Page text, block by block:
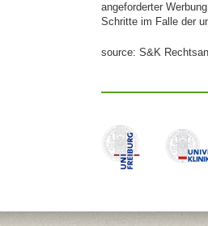
angeforderter
Schritte im Falle der
source: S&K